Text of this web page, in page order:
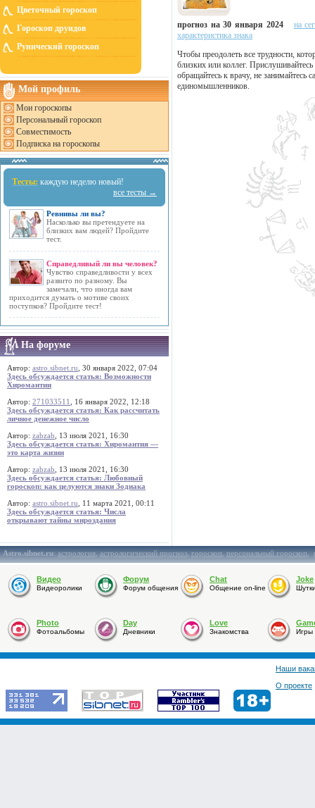
Цветочный гороскоп
Гороскоп друидов
Рунический гороскоп
Мой профиль
Мои гороскопы
Персональный гороскоп
Совместимость
Подписка на гороскопы
Тесты: каждую неделю новый!
все тесты →
Ревнивы ли вы?
Насколько вы претендуете на
близких вам людей? Пройдите
тест.
Справедливый ли вы человек?
Чувство справедливости у всех
развито по разному. Вы
замечали, что иногда вам
приходится думать о мотиве своих
поступков? Пройдите тест!
На форуме
Автор: astro.sibnet.ru , 30 января 2022, 07:04
Здесь обсуждается статья: Возможности
Хиромантии
Автор: 271033511
, 16 января 2022, 12:18
Здесь обсуждается статья: Как рассчитать
личное денежное число
Автор: zabzab , 13 июля 2021, 16:30
Здесь обсуждается статья: Хиромантия —
это карта жизни
Автор: zabzab , 13 июля 2021, 16:30
Здесь обсуждается статья: Любовный
гороскоп: как целуются знаки Зодиака
Автор: astro.sibnet.ru , 11 марта 2021, 00:11
Здесь обсуждается статья: Числа
открывают тайны мироздания
прогноз на 30 января 2024
на
характеристика знака
Чтобы преодолеть все трудности,
близких или коллег.
обращайтесь к врачу, не занимайтесь
единомышленников.
Astro.sibnet.ru:астрология,астрологический прогноз,гороскоп,персональный гороскоп,
Видео
Видеоролики
Форум
Форум общения
Chat
Общение on-line
Joke
Photo
Фотоальбомы
Day
Дневники
Love
Знакомства Игры
Наши
О проекте